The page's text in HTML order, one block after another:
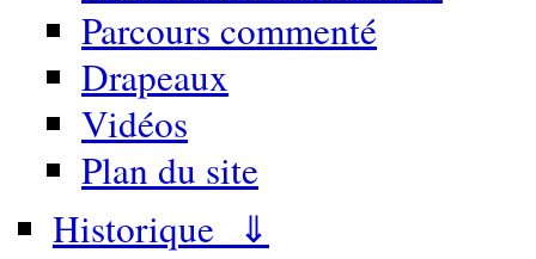
Parcours commenté
Drapeaux
Vidéos
Plan du site
Historique ⇓